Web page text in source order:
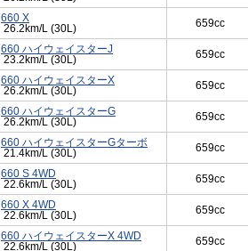
660 X
26.2km/L (30L)
659cc
660 ハイウェイスターJ
23.2km/L (30L)
659cc
660 ハイウェイスターX
26.2km/L (30L)
659cc
660 ハイウェイスターG
26.2km/L (30L)
659cc
660 ハイウェイスターGターボ
21.4km/L (30L)
659cc
660 S 4WD
22.6km/L (30L)
659cc
660 X 4WD
22.6km/L (30L)
659cc
660 ハイウェイスターX 4WD
22.6km/L (30L)
659cc